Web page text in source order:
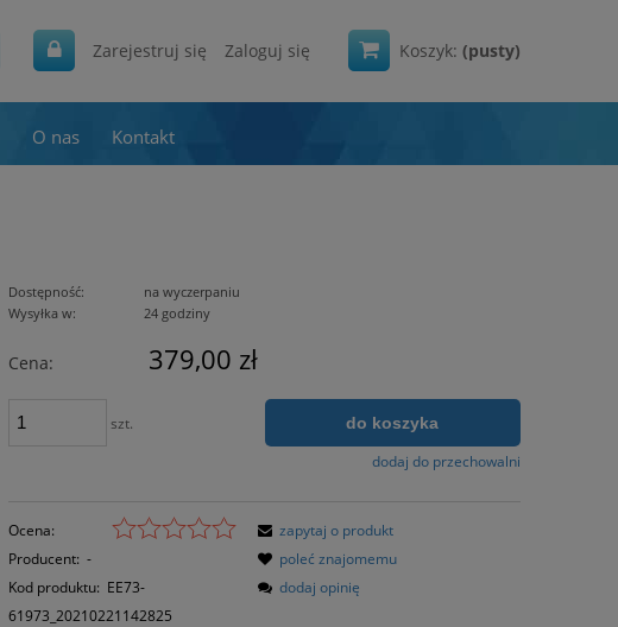
Koszyk: (pusty)
Zarejestruj się Zaloguj się
O nas Kontakt
Dostępność:
na wyczerpaniu
Wysyłka w:
24 godziny
Cena: 379,00 zł
szt. do koszyka
dodaj do przechowalni
Ocena:
Producent: -
Kod produktu: EE73-
61973_20210221142825
zapytaj o produkt
poleć znajomemu
dodaj opinię